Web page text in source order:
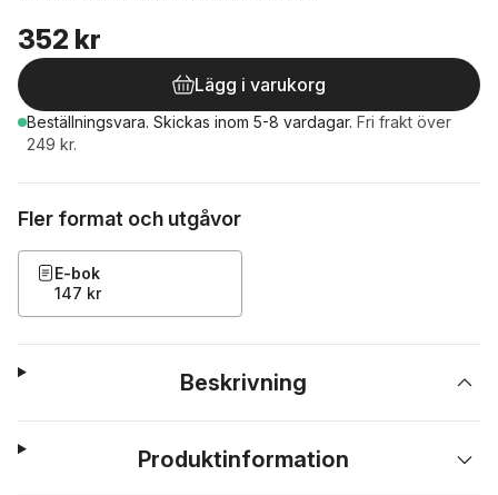
352 kr
Lägg i varukorg
Beställningsvara. Skickas inom 5-8 vardagar. Fri frakt över
249 kr.
Fler format och utgåvor
E-bok
147 kr
Beskrivning
Produktinformation